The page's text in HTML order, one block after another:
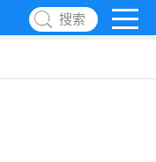
搜索